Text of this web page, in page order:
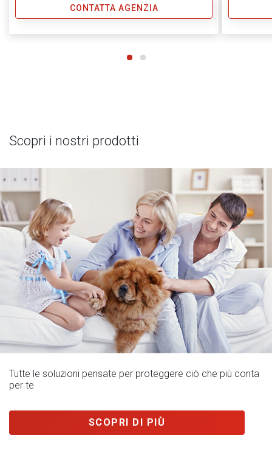
CONTATTA AGENZIA
Scopri i nostri prodotti
Tutte le soluzioni pensate per proteggere ciò che più conta
per te
SCOPRI DI PIÙ